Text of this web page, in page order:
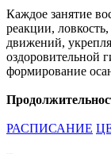
Каждое занятие
реакции,
движений,
оздоровительной
формирование
РАСПИСАНИЕ